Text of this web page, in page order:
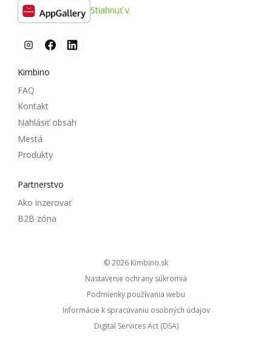
Stiahnuť v
Kimbino
FAQ
Kontakt
Nahlásiť obsah
Mestá
Produkty
Partnerstvo
Ako inzerovať
B2B zóna
© 2026
kimbino.sk
Nastavenie ochrany súkromia
Podmienky používania webu
Informácie k spracúvaniu osobných údajov
Digital Services Act (DSA)